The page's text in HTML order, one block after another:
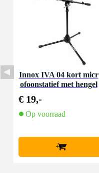
Innox IVA 04 kort micr
ofoonstatief met hengel
€ 19,-
Op voorraad
+